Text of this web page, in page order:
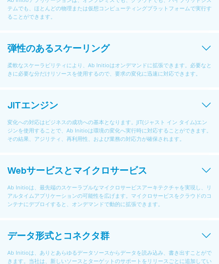
テムでも、ほとんどの物理または仮想コンピューティングプラットフォームで実行す
ることができます。
弾性のあるスケーリング
柔軟なスケーラビリティにより、Ab Initioはオンデマンドに拡張できます。必要なと
きに必要な分だけリソースを使用するので、要求の変化に迅速に対応できます。
JITエンジン
変化への対応はビジネスの成功への基本となります。JIT(ジャスト イン タイム)エン
ジンを使用することで、Ab Initioは環境の変化へ実行時に対応することができます。
その結果、アジリティ、再利用性、および業務の対応力が確保されます。
Webサービスとマイクロサービス
Ab Initioは、最先端のスケーラブルなマイクロサービスアーキテクチャを実現し、リ
アルタイムアプリケーションの可能性を広げます。マイクロサービスをクラウドのコ
ンテナにデプロイすると、オンデマンドで動的に拡張できます。
データ形式とコネクタ群
Ab Initioは、ありとあらゆるデータソースからデータを読み込み、書き出すことがで
きます。当社は、新しいソースとターゲットのサポートをリリースごとに追加してい